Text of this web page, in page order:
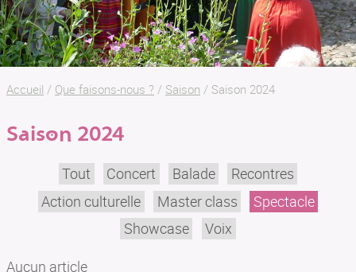
Créations
Actions culturelles
Le Petit chœur
LABEL SON AN ERO
SON AR MEIN
BILLETTERIE
Accueil / Que faisons-nous ? / Saison / Saison 2024
Saison 2024
Tout Concert Balade
Recontres
Action culturelle
Master class
Spectacle
Showcase
Voix
Aucun article